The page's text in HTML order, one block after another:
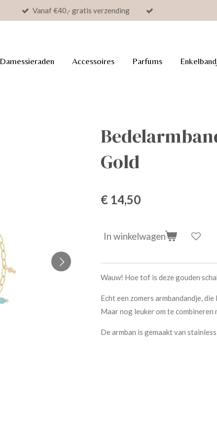
Vanaf €40,- gratis verzending
Damessieraden Accessoires Parfums
Gold
€ 14,50
In winkelwagen
Wauw! Hoe tof is deze gouden
Echt een zomers armbandandje,
Maar nog leuker om te
De armban is gemaakt van